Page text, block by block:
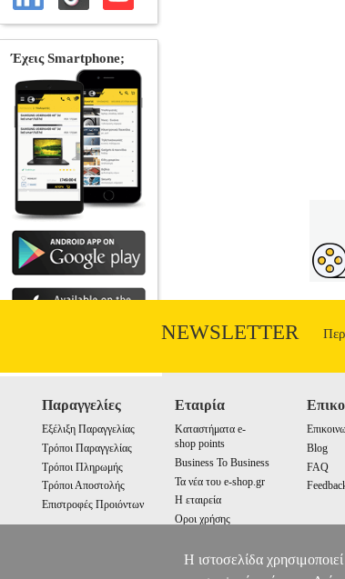
NEWSLETTER
Παραγγελίες
Εξέλιξη Παραγγελίας
Τρόποι Παραγγελίας
Τρόποι Πληρωμής
Τρόποι Αποστολής
Επιστροφές Προιόντων
Εταιρία
Καταστήματα e-
shop points
Business To Business
Τα νέα του e-shop.gr
Η εταιρεία
Οροι χρήσης
Blog
FAQ
Η ιστοσελίδα